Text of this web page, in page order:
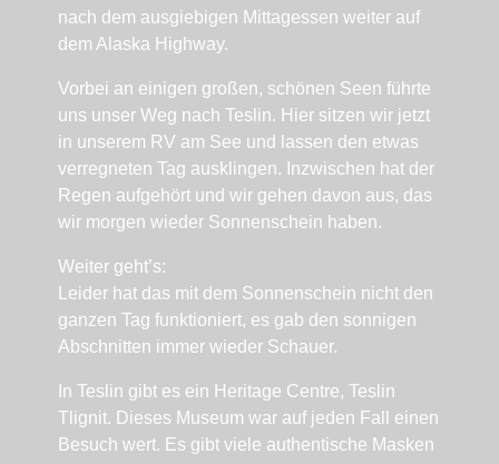
nach dem ausgiebigen Mittagessen weiter auf
dem Alaska Highway.
Vorbei an einigen großen, schönen Seen führte
uns unser Weg nach Teslin. Hier sitzen wir jetzt
in unserem RV am See und lassen den etwas
verregneten Tag ausklingen. Inzwischen hat der
Regen aufgehört und wir gehen davon aus, das
wir morgen wieder Sonnenschein haben.
Weiter geht’s:
Leider hat das mit dem Sonnenschein nicht den
ganzen Tag funktioniert, es gab den sonnigen
Abschnitten immer wieder Schauer.
In Teslin gibt es ein Heritage Centre, Teslin
Tlignit. Dieses Museum war auf jeden Fall einen
Besuch wert. Es gibt viele authentische Masken